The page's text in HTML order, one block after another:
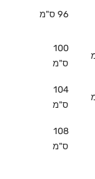
96 ס"מ
100
ס"מ
104
ס"מ
108
ס"מ